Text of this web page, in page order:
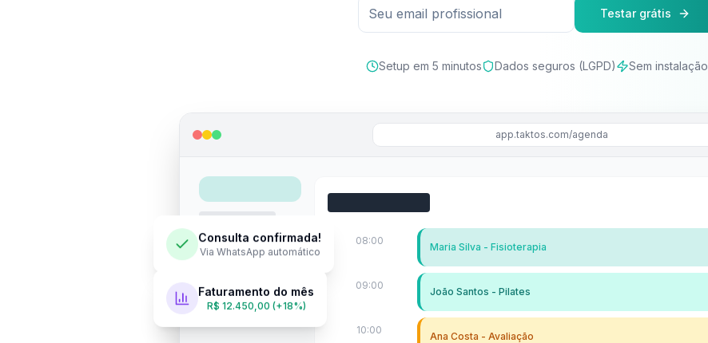
Testar grátis
Setup em 5 minutos Dados seguros (LGPD) Sem instalação
app.taktos.com/agenda
08:00
Maria Silva - Fisioterapia
09:00
João Santos - Pilates
10:00
Ana Costa - Avaliação
Consulta confirmada!
Via WhatsApp automático
Faturamento do mês
R$ 12.450,00 (+18%)